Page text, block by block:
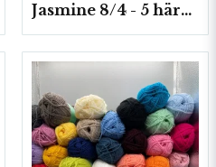
Jasmine 8/4 - 5 härvor a200g./fp.